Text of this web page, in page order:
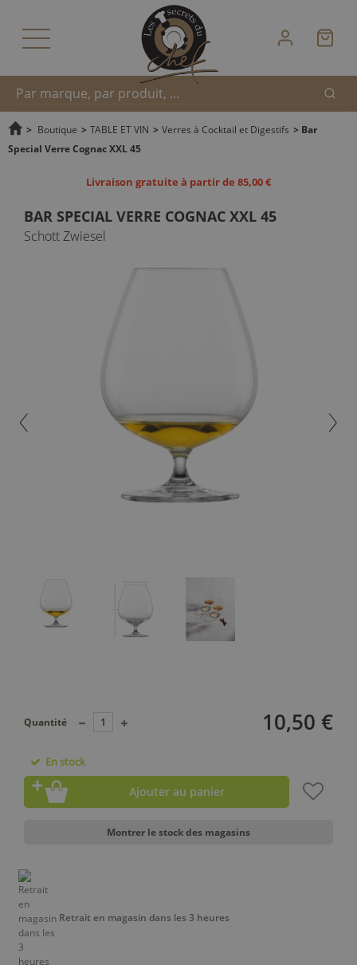
Recherche
> Boutique > TABLE ET VIN > Verres à Cocktail et Digestifs > Bar
Special Verre Cognac XXL 45
Livraison gratuite à partir de 85,00 €
BAR SPECIAL VERRE COGNAC XXL 45
Schott Zwiesel
10,50 €
Quantité
En stock
Ajouter au panier
Montrer le stock des magasins
Retrait en magasin dans les 3 heures